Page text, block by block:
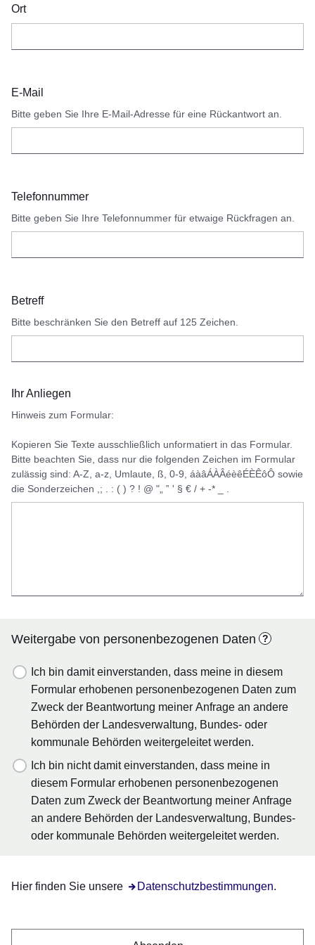
Ort
E-Mail
Bitte geben Sie Ihre E-Mail-Adresse für eine Rückantwort an.
Telefonnummer
Bitte geben Sie Ihre Telefonnummer für etwaige Rückfragen an.
Betreff
Bitte beschränken Sie den Betreff auf 125 Zeichen.
Ihr Anliegen
Hinweis zum Formular:
Kopieren Sie Texte ausschließlich unformatiert in das Formular.
Bitte beachten Sie, dass nur die folgenden Zeichen im Formular
zulässig sind: A-Z, a-z, Umlaute, ß, 0-9, áàâÁÀÂéèêÉÈÊôÔ sowie
die Sonderzeichen ,; . : ( ) ? ! @ "„ ‟ ' § € / + -* _ .
Weitergabe von personenbezogenen Daten ?
Ich bin damit einverstanden, dass meine in diesem
Formular erhobenen personenbezogenen Daten zum
Zweck der Beantwortung meiner Anfrage an andere
Behörden der Landesverwaltung, Bundes- oder
kommunale Behörden weitergeleitet werden.
Ich bin nicht damit einverstanden, dass meine in
diesem Formular erhobenen personenbezogenen
Daten zum Zweck der Beantwortung meiner Anfrage
an andere Behörden der Landesverwaltung, Bundes-
oder kommunale Behörden weitergeleitet werden.
Hier finden Sie unsere Datenschutzbestimmungen
Öffnet sich in einem neuen Fenster
.